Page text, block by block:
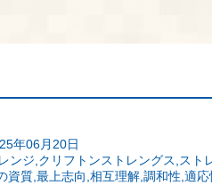
年06月20日
ンジ,クリフトンストレングス,スト
資質,最上志向,相互理解,調和性,適応